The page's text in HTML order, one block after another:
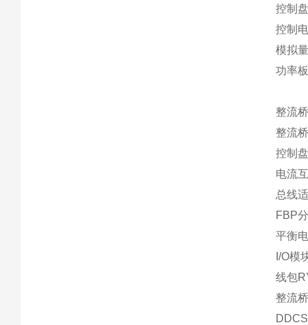
控制
控制
模拟
功率
整流
整流
控制
电流
总线
FBP
平衡
I/O模
线包
整流